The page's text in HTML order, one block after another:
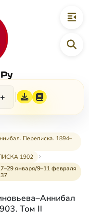
+
Переписка. 1894–
1902
января/9–11 февраля
Том II